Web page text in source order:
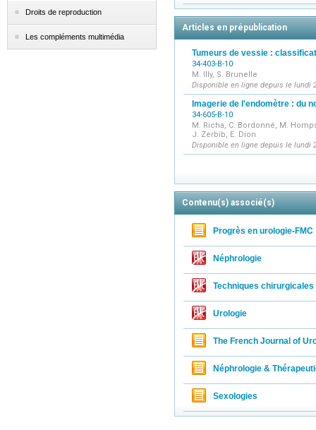
Droits de reproduction
Les compléments multimédia
Articles en prépublication
Tumeurs de vessie :
34-403-B-10
M. Illy, S. Brunelle
Disponible en ligne depuis le lundi
Imagerie de l'endomètre : du
34-605-B-10
M. Richa, C. Bordonné, M.
J. Zerbib, E. Dion
Disponible en ligne depuis le lundi
Contenu(s) associé(s)
Progrès en urologie-FMC
Néphrologie
Techniques chirurgicales
Urologie
The French Journal of
Néphrologie &
Sexologies